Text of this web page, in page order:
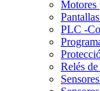
Motores
PLC -
Relés